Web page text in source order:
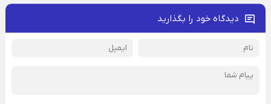
دیدگاه خود را بگذارید